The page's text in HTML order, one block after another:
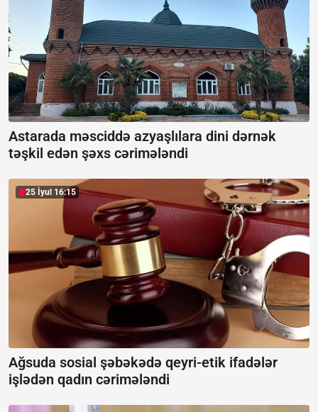
Astarada məsciddə azyaşlılara dini dərnək
təşkil edən şəxs cərimələndi
25 İyul 16:15
Ağsuda sosial şəbəkədə qeyri-etik ifadələr
işlədən qadın cərimələndi